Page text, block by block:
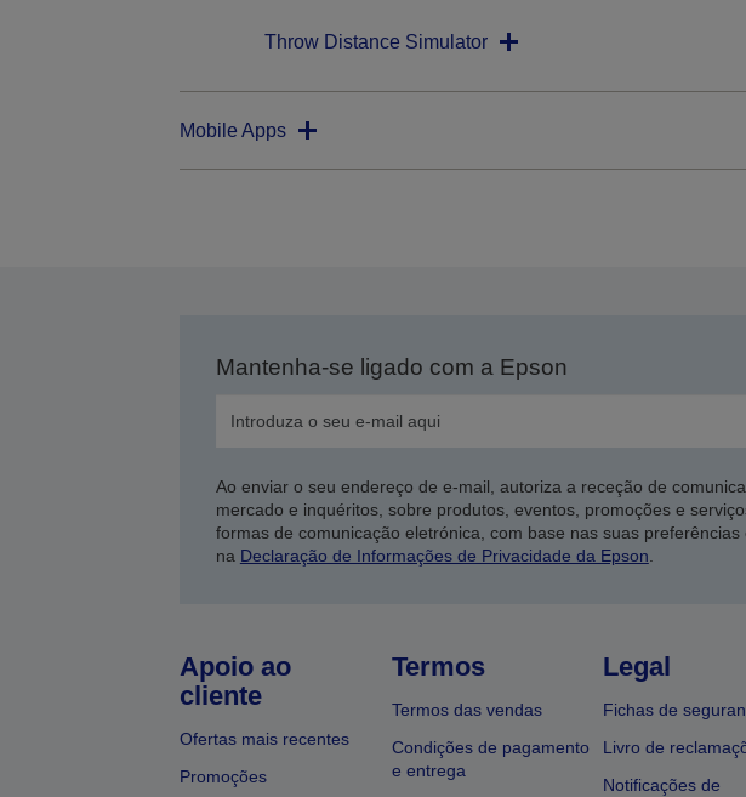
Throw Distance Simulator
Mobile Apps
Mantenha-se ligado com a Epson
Ao enviar o seu endereço de e-mail, autoriza a receção de
mercado e inquéritos, sobre produtos, eventos, promoções e
formas de comunicação eletrónica, com base nas suas
na Declaração de Informações de Privacidade da Epson.
Apoio ao
cliente
Ofertas mais recentes
Promoções
Termos
Termos das vendas
Condições de pagamento
e entrega
Legal
Fichas de
Livro de
Notificações de